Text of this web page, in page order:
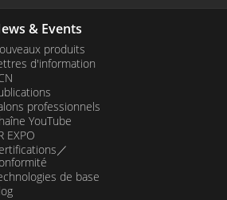
& Events
produits
d'information
professionnels
YouTube
EXPO
／
de base